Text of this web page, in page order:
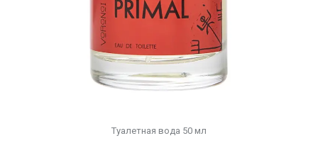
Туалетная вода 50 мл